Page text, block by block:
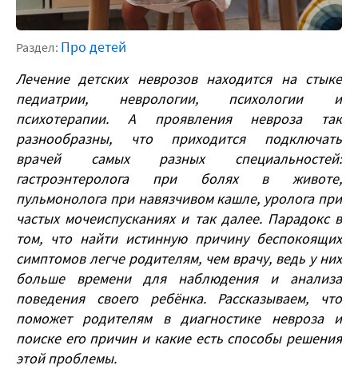
Раздел: Про детей
Лечение детских неврозовнаходится на стыке
педиатрии, неврологии, психологии и
психотерапии. А проявления невроза так
разнообразны, что приходится подключать
врачей самых разных специальностей:
гастроэнтеролога при болях в животе,
пульмонолога при навязчивом кашле, уролога при
частых мочеиспусканиях и так далее. Парадокс в
том, что найти истинную причину беспокоящих
симптомов легче родителям, чем врачу, ведь у них
больше времени для наблюдения и анализа
поведения своего ребёнка. Рассказываем, что
поможет родителям в диагностике невроза и
поиске его причин и какие есть способы решения
этой проблемы.